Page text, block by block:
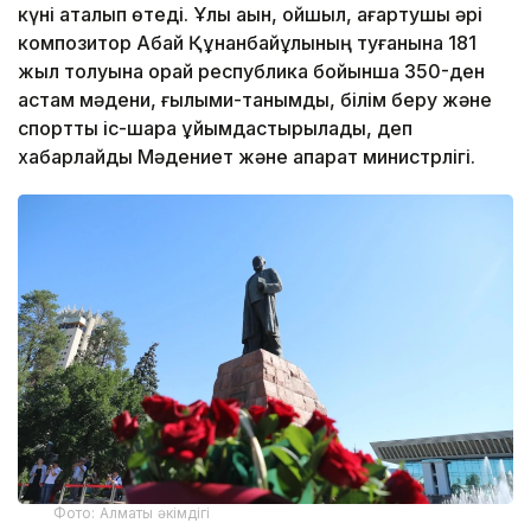
күні аталып өтеді. Ұлы ақын, ойшыл, ағартушы әрі
композитор Абай Құнанбайұлының туғанына 181
жыл толуына орай республика бойынша 350-ден
астам мәдени, ғылыми-танымдық, білім беру және
спорттық іс-шара ұйымдастырылады, деп
хабарлайды Мәдениет және ақпарат министрлігі.
Фото: Алматы әкімдігі